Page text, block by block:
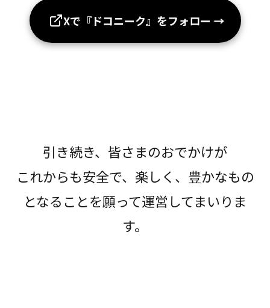
Xで『ドコニーク』をフォロー →
引き続き、皆さまのおでかけが
これからも安全で、楽しく、豊かなもの
となることを願って運営してまいりま
す。